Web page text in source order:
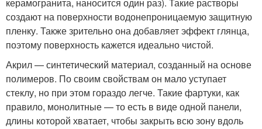
создают на поверхности водонепроницаемую защитную
пленку. Также зрительно она добавляет эффект глянца,
поэтому поверхность кажется идеально чистой.
Акрил — синтетический материал, созданный на основе
полимеров. По своим свойствам он мало уступает
стеклу, но при этом гораздо легче. Такие фартуки, как
правило, монолитные — то есть в виде одной панели,
длины которой хватает, чтобы закрыть всю зону вдоль